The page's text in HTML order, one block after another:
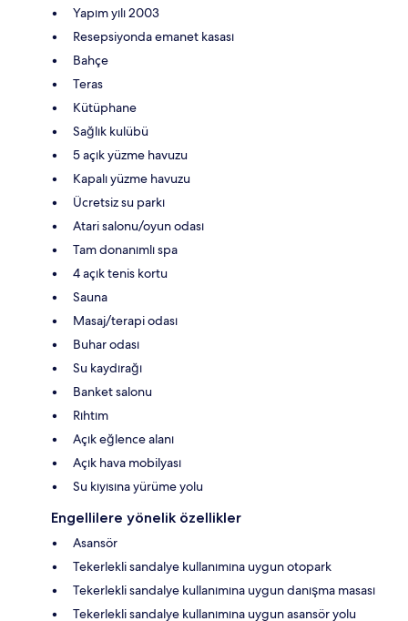
Yapım yılı 2003
Resepsiyonda emanet kasası
Bahçe
Teras
Kütüphane
Sağlık kulübü
5 açık yüzme havuzu
Kapalı yüzme havuzu
Ücretsiz su parkı
Atari salonu/oyun odası
Tam donanımlı spa
4 açık tenis kortu
Sauna
Masaj/terapi odası
Buhar odası
Su kaydırağı
Banket salonu
Rıhtım
Açık eğlence alanı
Açık hava mobilyası
Su kıyısına yürüme yolu
Engellilere yönelik özellikler
Asansör
Tekerlekli sandalye kullanımına uygun otopark
Tekerlekli sandalye kullanımına uygun danışma masası
Tekerlekli sandalye kullanımına uygun asansör yolu